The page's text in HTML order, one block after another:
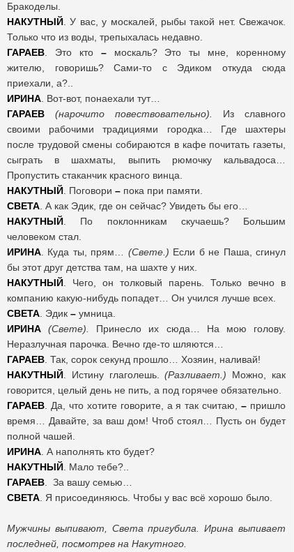
Бракоделы.
НАКУТНЫЙ . У вас, у москалей, рыбы такой нет. Свежачок.
Только что из воды, трепыхалась недавно.
ГАРАЕВ . Это кто– москаль? Это ты мне, коренному
жителю, говоришь? Сами-то с Эдиком откуда сюда
приехали, а?..
ИРИНА . Вот-вот, понаехали тут…
ГАРАЕВ
(нарочито повествовательно).
Из славного
своими рабочими традициями городка… Где шахтеры
после трудовой смены собираются в кафе почитать газеты,
сыграть в шахматы, выпить рюмочку кальвадоса…
Пропустить стаканчик красного винца.
НАКУТНЫЙ . Поговори – пока при памяти.
СВЕТА . А как Эдик, где он сейчас? Увидеть бы его…
НАКУТНЫЙ . По поклонникам скучаешь? Большим
человеком стал.
ИРИНА . Куда ты, прям… (Свете.) Если б не Паша, сгинул
бы этот друг детства там, на шахте у них.
НАКУТНЫЙ . Чего, он толковый парень. Только вечно в
компанию какую-нибудь попадет… Он учился лучше всех.
СВЕТА . Эдик – умница.
ИРИНА
(Свете).
Принесло их сюда… На мою голову.
Неразлучная парочка. Вечно где-то шляются…
ГАРАЕВ . Так, сорок секунд прошло… Хозяин, наливай!
НАКУТНЫЙ . Истину глаголешь.(Разливает.) Можно, как
говорится, целый день не пить, а под горячее обязательно.
ГАРАЕВ . Да, что хотите говорите, а я так считаю, – пришло
время… Давайте, за ваш дом! Чтоб стоял… Пусть он будет
полной чашей.
ИРИНА . А наполнять кто будет?
НАКУТНЫЙ . Мало тебе?..
ГАРАЕВ . За вашу семью…
СВЕТА . Я присоединяюсь. Чтобы у вас всё хорошо было.
Мужчины выпивают, Света пригубила. Ирина выпивает
последней, посмотрев на Накутного.